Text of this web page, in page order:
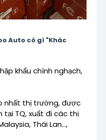
Auto có gì "Khác
khẩu chính nghạch,
nhất thị trường, được
tại TQ, xuất đi các thị
Thái Lan...,